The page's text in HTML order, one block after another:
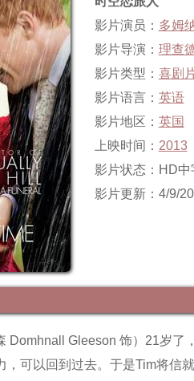
影片演员： 多姆
影片导演： 理查
影片类型： 喜剧
影片语言： 英语
影片地区： 英国
上映时间： 2013
影片状态：HD中
影片更新：4/9/
Domhnall Gleeson 饰）21岁
，可以回到过去。于是Tim将信